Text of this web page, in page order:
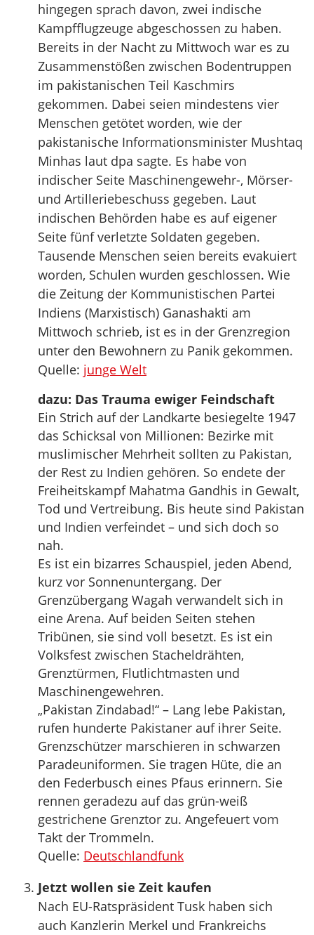
hingegen sprach davon, zwei indische
Kampfflugzeuge abgeschossen zu haben.
Bereits in der Nacht zu Mittwoch war es zu
Zusammenstößen zwischen Bodentruppen
im pakistanischen Teil Kaschmirs
gekommen. Dabei seien mindestens vier
Menschen getötet worden, wie der
pakistanische Informationsminister Mushtaq
Minhas laut dpa sagte. Es habe von
indischer Seite Maschinengewehr-, Mörser-
und Artilleriebeschuss gegeben. Laut
indischen Behörden habe es auf eigener
Seite fünf verletzte Soldaten gegeben.
Tausende Menschen seien bereits evakuiert
worden, Schulen wurden geschlossen. Wie
die Zeitung der Kommunistischen Partei
Indiens (Marxistisch) Ganashakti am
Mittwoch schrieb, ist es in der Grenzregion
unter den Bewohnern zu Panik gekommen.
Quelle: junge Welt
dazu: Das Trauma ewiger Feindschaft
Ein Strich auf der Landkarte besiegelte 1947
das Schicksal von Millionen: Bezirke mit
muslimischer Mehrheit sollten zu Pakistan,
der Rest zu Indien gehören. So endete der
Freiheitskampf Mahatma Gandhis in Gewalt,
Tod und Vertreibung. Bis heute sind Pakistan
und Indien verfeindet – und sich doch so
nah.
Es ist ein bizarres Schauspiel, jeden Abend,
kurz vor Sonnenuntergang. Der
Grenzübergang Wagah verwandelt sich in
eine Arena. Auf beiden Seiten stehen
Tribünen, sie sind voll besetzt. Es ist ein
Volksfest zwischen Stacheldrähten,
Grenztürmen, Flutlichtmasten und
Maschinengewehren.
„Pakistan Zindabad!“ – Lang lebe Pakistan,
rufen hunderte Pakistaner auf ihrer Seite.
Grenzschützer marschieren in schwarzen
Paradeuniformen. Sie tragen Hüte, die an
den Federbusch eines Pfaus erinnern. Sie
rennen geradezu auf das grün-weiß
gestrichene Grenztor zu. Angefeuert vom
Takt der Trommeln.
Quelle: Deutschlandfunk
Jetzt wollen sie Zeit kaufen
Nach EU-Ratspräsident Tusk haben sich
auch Kanzlerin Merkel und Frankreichs